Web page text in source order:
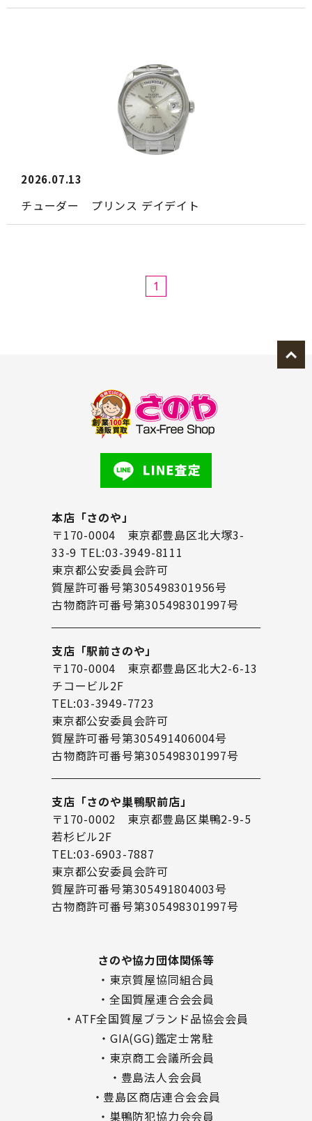
2026.07.13
チューダー プリンス デイデイト
1
本店「さのや」
〒170-0004 東京都豊島区北大塚3-
33-9 TEL:03-3949-8111
東京都公安委員会許可
質屋許可番号第305498301956号
古物商許可番号第305498301997号
支店「駅前さのや」
〒170-0004 東京都豊島区北大2-6-13
チコービル2F
TEL:03-3949-7723
東京都公安委員会許可
質屋許可番号第305491406004号
古物商許可番号第305498301997号
支店「さのや巣鴨駅前店」
〒170-0002 東京都豊島区巣鴨2-9-5
若杉ビル2F
TEL:03-6903-7887
東京都公安委員会許可
質屋許可番号第305491804003号
古物商許可番号第305498301997号
さのや協力団体関係等
・東京質屋協同組合員
・全国質屋連合会会員
・ATF全国質屋ブランド品協会会員
・GIA(GG)鑑定士常駐
・東京商工会議所会員
・豊島法人会会員
・豊島区商店連合会会員
・巣鴨防犯協力会会員